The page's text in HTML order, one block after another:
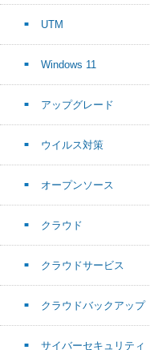
UTM
Windows 11
アップグレード
ウイルス対策
オープンソース
クラウド
クラウドサービス
クラウドバックアップ
サイバーセキュリティ